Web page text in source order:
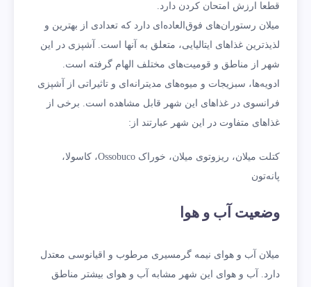
قطعا ارزش امتحان کردن دارد.
میلان رستوران‌های فوق‌العاده‌ای دارد که تعدادی از بهترین و
لذیذترین غذاهای ایتالیایی، متعلق به آنها است. آشپزی در این
شهر از مناطق و قومیت‌های مختلف الهام گرفته است.
ادویه‌ها، سبزیجات و میوه‌های مدیترانه‌ای و تاثیراتی از آشپزی
فرانسوی در غذاهای این شهر قابل مشاهده است. برخی از
غذاهای متفاوت در این شهر عبارتند از:
کتلت میلان، ریزوتوی میلان، خوراک Ossobuco، کاسولا،
پانه‌تون
وضعیت آب و هوا
میلان آب و هوای نیمه گرمسیری مرطوب و اقیانوسی معتدل
دارد. آب و هوای این شهر مشابه آب و هوای بیشتر مناطق